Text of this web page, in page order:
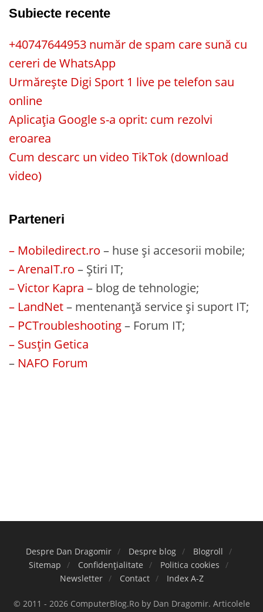
Subiecte recente
+40747644953 număr de spam care sună cu
cereri de WhatsApp
Urmărește Digi Sport 1 live pe telefon sau
online
Aplicația Google s-a oprit: cum rezolvi
eroarea
Cum descarc un video TikTok (download
video)
Parteneri
– Mobiledirect.ro – huse și accesorii mobile;
– ArenaIT.ro – Știri IT;
– Victor Kapra – blog de tehnologie;
– LandNet– mentenanță service și suport IT;
– PCTroubleshooting– Forum IT;
– Susțin Getica
– NAFO Forum
Despre Dan Dragomir Despre blog
Blogroll
Sitemap
Confidențialitate
Politica cookies
Newsletter
Contact Index A-Z
© 2011 - 2026 ComputerBlog.Ro by Dan Dragomir. Articolele